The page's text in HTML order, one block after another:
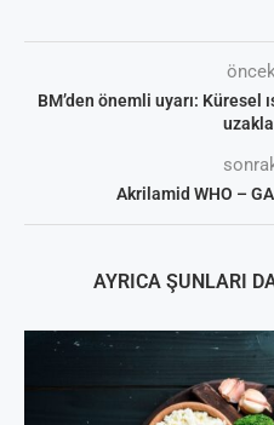
BM’den önemli uyarı: Küresel
Akrilamid WHO –
AYRICA ŞUNLARI